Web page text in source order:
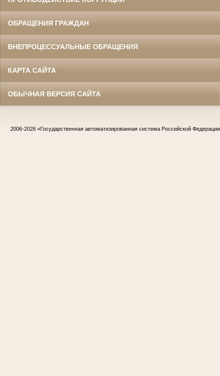
ОБРАЩЕНИЯ ГРАЖДАН
ВНЕПРОЦЕССУАЛЬНЫЕ ОБРАЩЕНИЯ
КАРТА САЙТА
ОБЫЧНАЯ ВЕРСИЯ САЙТА
2006-2026 «Государственная автоматизированная система Российской